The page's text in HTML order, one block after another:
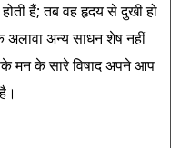
होती हैं; तब वह हृदय से दुखी हो
अन्य साधन शेष नहीं
मन के सारे विषाद अपने आप